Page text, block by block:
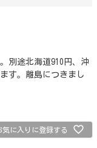
別途北海道910円、沖
す。離島につきまし
気に入りに登録する